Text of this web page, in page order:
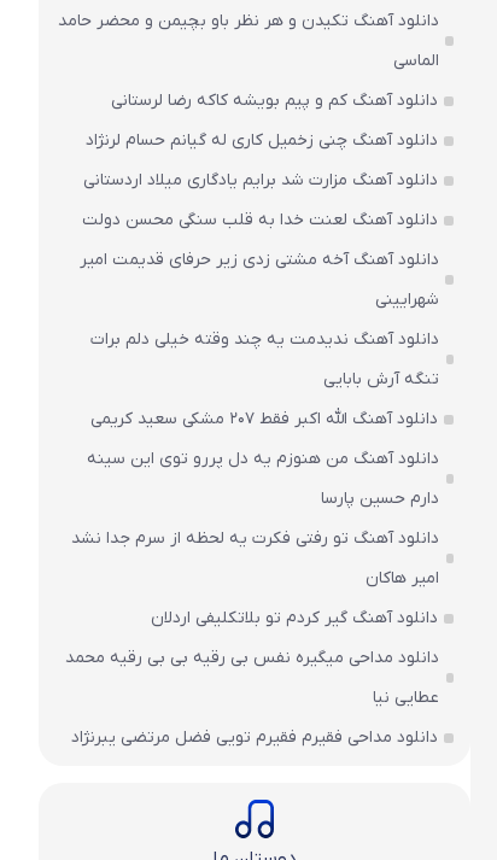
دانلود آهنگ تکیدن و هر نظر باو بچیمن و محضر حامد
الماسی
دانلود آهنگ کم و پیم بویشه کاکه رضا لرستانی
دانلود آهنگ چنی زخمیل کاری له گیانم حسام لرنژاد
دانلود آهنگ مزارت شد برایم یادگاری میلاد اردستانی
دانلود آهنگ لعنت خدا به قلب سنگی محسن دولت
دانلود آهنگ آخه مشتی زدی زیر حرفای قدیمت امیر
شهرایینی
دانلود آهنگ ندیدمت یه چند وقته خیلی دلم برات
تنگه آرش بابایی
دانلود آهنگ الله اکبر فقط 207 مشکی سعید کریمی
دانلود آهنگ من هنوزم یه دل پررو توی این سینه
دارم حسین پارسا
دانلود آهنگ تو رفتی فکرت یه لحظه از سرم جدا نشد
امیر هاکان
دانلود آهنگ گیر کردم تو بلاتکلیفی اردلان
دانلود مداحی میگیره نفس بی رقیه بی بی رقیه محمد
عطایی نیا
دانلود مداحی فقیرم فقیرم تویی فضل مرتضی یبرنژاد